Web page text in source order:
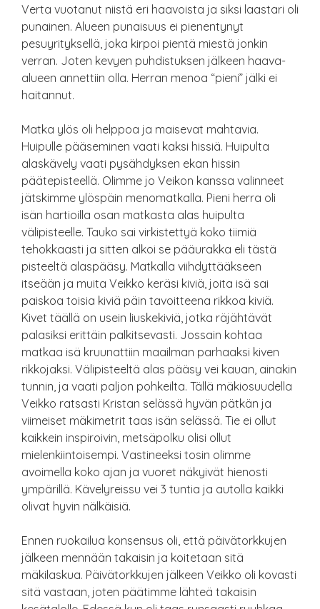
Verta vuotanut niistä eri haavoista ja siksi laastari oli
punainen. Alueen punaisuus ei pienentynyt
pesuyrityksellä, joka kirpoi pientä miestä jonkin
verran. Joten kevyen puhdistuksen jälkeen haava-
alueen annettiin olla. Herran menoa “pieni” jälki ei
haitannut.
Matka ylös oli helppoa ja maisevat mahtavia.
Huipulle pääseminen vaati kaksi hissiä. Huipulta
alaskävely vaati pysähdyksen ekan hissin
päätepisteellä. Olimme jo Veikon kanssa valinneet
jätskimme ylöspäin menomatkalla. Pieni herra oli
isän hartioilla osan matkasta alas huipulta
välipisteelle. Tauko sai virkistettyä koko tiimiä
tehokkaasti ja sitten alkoi se pääurakka eli tästä
pisteeltä alaspääsy. Matkalla viihdyttääkseen
itseään ja muita Veikko keräsi kiviä, joita isä sai
paiskoa toisia kiviä päin tavoitteena rikkoa kiviä.
Kivet täällä on usein liuskekiviä, jotka räjähtävät
palasiksi erittäin palkitsevasti. Jossain kohtaa
matkaa isä kruunattiin maailman parhaaksi kiven
rikkojaksi. Välipisteeltä alas pääsy vei kauan, ainakin
tunnin, ja vaati paljon pohkeilta. Tällä mäkiosuudella
Veikko ratsasti Kristan selässä hyvän pätkän ja
viimeiset mäkimetrit taas isän selässä. Tie ei ollut
kaikkein inspiroivin, metsäpolku olisi ollut
mielenkiintoisempi. Vastineeksi tosin olimme
avoimella koko ajan ja vuoret näkyivät hienosti
ympärillä. Kävelyreissu vei 3 tuntia ja autolla kaikki
olivat hyvin nälkäisiä.
Ennen ruokailua konsensus oli, että päivätorkkujen
jälkeen mennään takaisin ja koitetaan sitä
mäkilaskua. Päivätorkkujen jälkeen Veikko oli kovasti
sitä vastaan, joten päätimme lähteä takaisin